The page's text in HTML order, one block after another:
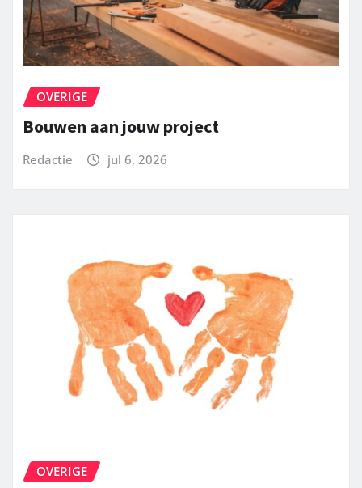
OVERIGE
Bouwen aan jouw project
Redactie jul 6, 2026
OVERIGE